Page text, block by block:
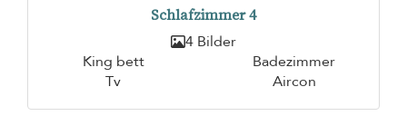
Schlafzimmer 4
4 Bilder
King bett
Badezimmer
Tv
Aircon